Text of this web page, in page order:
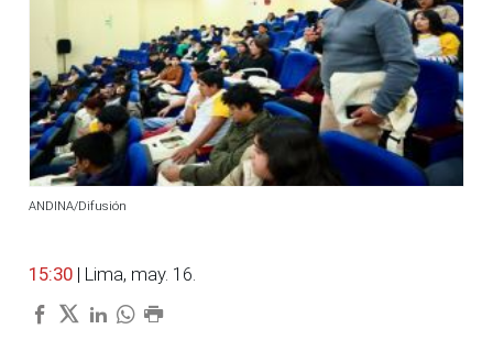
ANDINA/Difusión
15:30 | Lima, may. 16.